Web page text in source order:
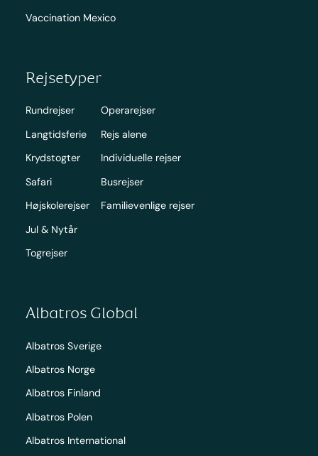
Vaccination Mexico
Rejsetyper
Rundrejser
Langtidsferie
Krydstogter
Safari
Højskolerejser
Jul & Nytår
Togrejser
Operarejser
Rejs alene
Individuelle rejser
Busrejser
Familievenlige rejser
Albatros Global
Albatros Sverige
Albatros Norge
Albatros Finland
Albatros Polen
Albatros International